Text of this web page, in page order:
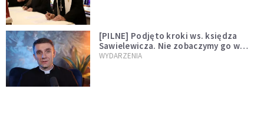
[PILNE] Podjęto kroki ws. księdza
Sawielewicza. Nie zobaczymy go w
mediach
WYDARZENIA